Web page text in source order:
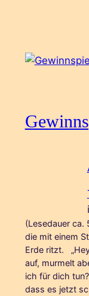
(Lesedauer ca.
die mit einem
Erde ritzt.
auf, murmelt
ich für dich
dass es jetzt